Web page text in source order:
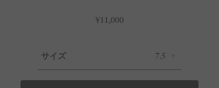
¥11,000
サイズ 7.5